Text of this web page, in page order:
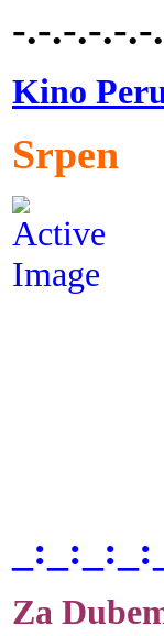
-.-.-.-.-.-
Kino
Srpen
_:_:_:_:_
Za